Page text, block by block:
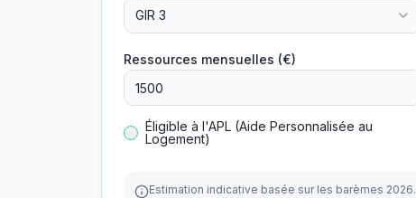
GIR 3
Ressources mensuelles (€)
Éligible à l'APL (Aide Personnalisée au
Logement)
Estimation indicative basée sur les barèmes 2026.